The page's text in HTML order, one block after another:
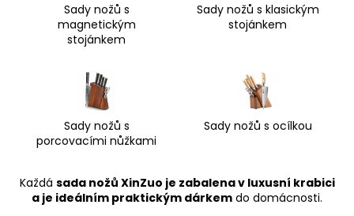
Sady nožů s
magnetickým
stojánkem
Sady nožů s klasickým
stojánkem
Sady nožů s
porcovacími nůžkami
Sady nožů s ocílkou
Každá sada nožů XinZuo je zabalena v luxusní krabici
a je ideálním praktickým dárkem do domácnosti.